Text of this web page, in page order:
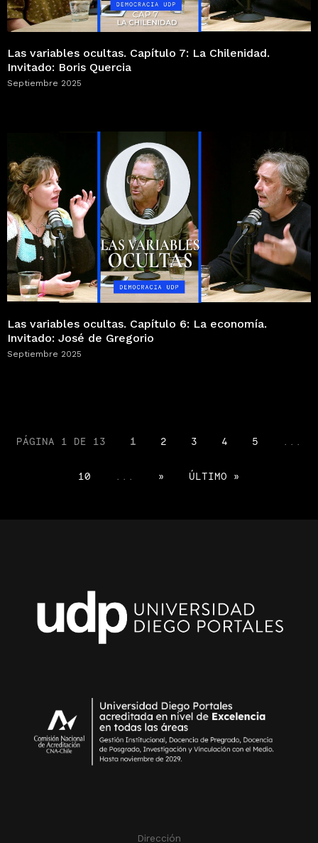
Las variables ocultas. Capítulo 7: La Chilenidad.
Invitado: Boris Quercia
Septiembre 2025
Las variables ocultas. Capítulo 6: La economía.
Invitado: José de Gregorio
Septiembre 2025
PÁGINA 1 DE 13 1 2 3 4 5
10 » ÚLTIMO »
Dirección